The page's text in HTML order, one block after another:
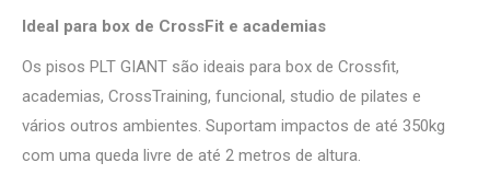
Ideal para box de CrossFit e academias
Os pisos PLT GIANT são ideais para box de Crossfit,
academias, CrossTraining, funcional, studio de pilates e
vários outros ambientes. Suportam impactos de até 350kg
com uma queda livre de até 2 metros de altura.